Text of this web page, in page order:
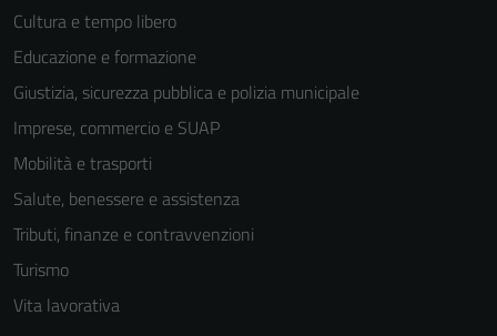
Cultura e tempo libero
Educazione e formazione
Giustizia, sicurezza pubblica e polizia municipale
Imprese, commercio e SUAP
Mobilità e trasporti
Salute, benessere e assistenza
Tributi, finanze e contravvenzioni
Turismo
Vita lavorativa